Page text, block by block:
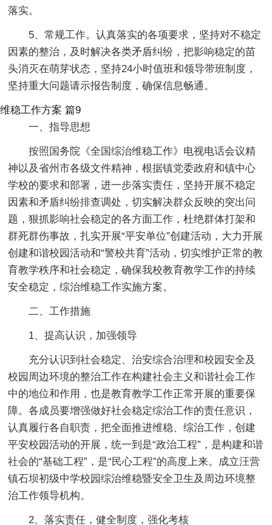
落实。
5、常规工作。认真落实的各项要求，坚持对不稳定
因素的整治，及时解决各类矛盾纠纷，把影响稳定的苗
头消灭在萌芽状态，坚持24小时值班和领导带班制度，
坚持重大问题请示报告制度，确保信息畅通。
维稳工作方案 篇9
一、指导思想
按照国务院《全国综治维稳工作》电视电话会议精
神以及省州市各级文件精神，根据镇党委政府和镇中心
学校的要求和部署，进一步落实责任，坚持开展不稳定
因素和矛盾纠纷排查调处，切实解决群众反映的突出问
题，狠抓影响社会稳定的各方面工作，杜绝群体打架和
群死群伤事故，扎实开展“平安单位”创建活动，大力开展
创建和谐校园活动和“警校共育”活动，切实维护正常的教
育教学秩序和社会稳定，确保我校教育教学工作的持续
安全稳定，综治维稳工作实施方案。
二、工作措施
1、提高认识，加强领导
充分认识到社会稳定、治安综合治理和校园安全及
校园周边环境的整治工作在构建社会主义和谐社会工作
中的地位和作用，也是教育教学工作正常开展的重要保
障。各成员要增强做好社会稳定综治工作的责任意识，
认真履行各自职责，把全面推进维稳、综治工作，创建
平安校园活动的开展，统一到是“政治工程”，是构建和谐
社会的“基础工程”，是“民心工程”的高度上来。成立汪营
镇石坝初级中学校园综治维稳暨安全卫生及周边环境整
治工作领导机构。
2、落实责任，健全制度，强化考核